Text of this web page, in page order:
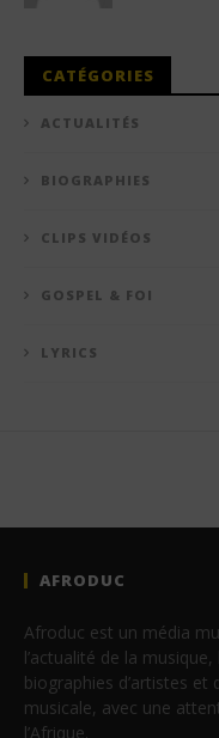
CATÉGORIES
ACTUALITÉS
BIOGRAPHIES
CLIPS VIDÉOS
GOSPEL & FOI
LYRICS
AFRODUC
Afroduc est un média
l’actualité de la
biographies d’artistes
musicale, avec une
l’Afrique.